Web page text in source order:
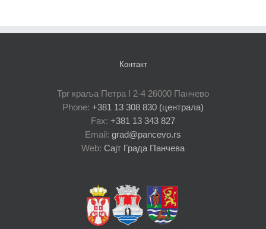
Контакт
Трг краља Петра I 2-4 26000 Панчево
Phone: +381 13 308 830 (централа)
Fax: +381 13 343 827
Email: grad@pancevo.rs
Web: Сајт Града Панчева